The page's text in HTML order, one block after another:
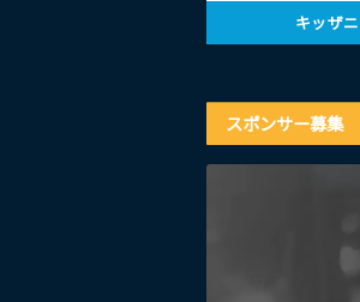
キッザ
スポンサー募集